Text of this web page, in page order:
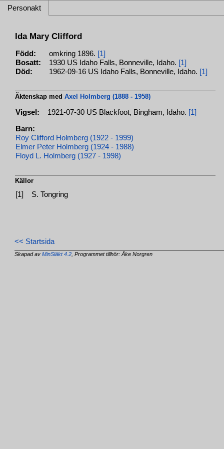
Personakt
Ida Mary Clifford
Född: omkring 1896. [1]
Bosatt:
1930 US Idaho Falls, Bonneville, Idaho. [1]
Död:
1962-09-16 US Idaho Falls, Bonneville, Idaho. [1]
Äktenskap medAxel Holmberg (1888 - 1958)
Vigsel: 1921-07-30 US Blackfoot, Bingham, Idaho. [1]
Barn:
Roy Clifford Holmberg (1922 - 1999)
Elmer Peter Holmberg (1924 - 1988)
Floyd L. Holmberg (1927 - 1998)
Källor
[1] S. Tongring
<< Startsida
Skapad avMinSläkt 4.2 , Programmet tillhör: Åke Norgren